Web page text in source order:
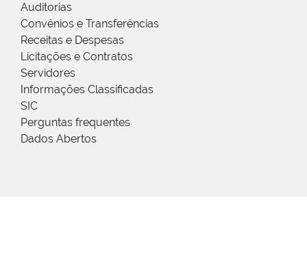
Auditorias
Convênios e Transferências
Receitas e Despesas
Licitações e Contratos
Servidores
Informações Classificadas
SIC
Perguntas frequentes
Dados Abertos